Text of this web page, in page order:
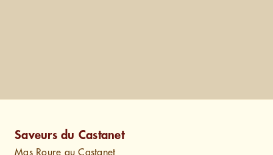
Saveurs du Castanet
Mas Roure au Castanet